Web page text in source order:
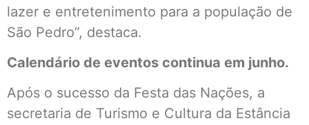
lazer e entretenimento para a população de
São Pedro”, destaca.
Calendário de eventos continua em junho.
Após o sucesso da Festa das Nações, a
secretaria de Turismo e Cultura da Estância